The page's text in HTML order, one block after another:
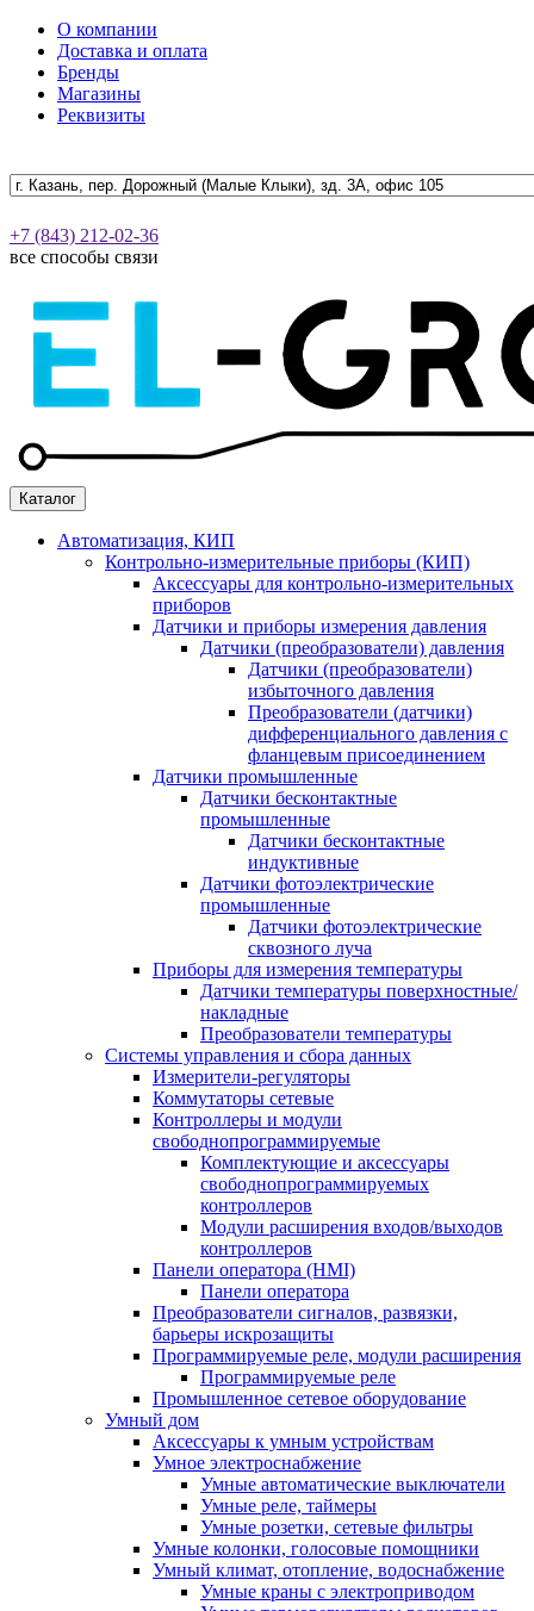
О компании
Доставка и оплата
Бренды
Магазины
Реквизиты
+7 (843) 212-02-36
все способы связи
Каталог
Автоматизация, КИП
Контрольно-измерительные приборы (КИП)
Аксессуары для контрольно-измерительных
приборов
Датчики и приборы измерения давления
Датчики (преобразователи) давления
Датчики (преобразователи)
избыточного давления
Преобразователи (датчики)
дифференциального давления с
фланцевым присоединением
Датчики промышленные
Датчики бесконтактные
промышленные
Датчики бесконтактные
индуктивные
Датчики фотоэлектрические
промышленные
Датчики фотоэлектрические
сквозного луча
Приборы для измерения температуры
Датчики температуры поверхностные/
накладные
Преобразователи температуры
Системы управления и сбора данных
Измерители-регуляторы
Коммутаторы сетевые
Контроллеры и модули
свободнопрограммируемые
Комплектующие и аксессуары
свободнопрограммируемых
контроллеров
Модули расширения входов/выходов
контроллеров
Панели оператора (HMI)
Панели оператора
Преобразователи сигналов, развязки,
барьеры искрозащиты
Программируемые реле, модули расширения
Программируемые реле
Промышленное сетевое оборудование
Умный дом
Аксессуары к умным устройствам
Умное электроснабжение
Умные автоматические выключатели
Умные реле, таймеры
Умные розетки, сетевые фильтры
Умные колонки, голосовые помощники
Умный климат, отопление, водоснабжение
Умные краны с электроприводом